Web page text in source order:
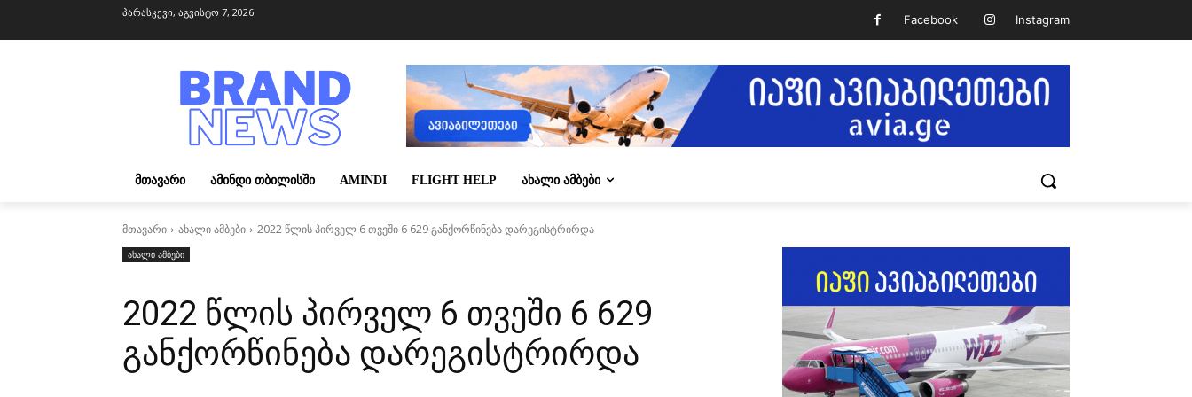
Facebook Instagram
პარასკევი, აგვისტო 7, 2026
ᲛᲗᲐᲕᲐᲠᲘ ᲐᲛᲘᲜᲓᲘ ᲗᲑᲘᲚᲘᲡᲨᲘ AMINDI FLIGHT HELP ᲐᲮᲐᲚᲘ ᲐᲛᲑᲔᲑᲘ
მთავარი ახალი ამბები 2022 წლის პირველ 6 თვეში 6 629 განქორწინება დარეგისტრირდა
ახალი ამბები
2022 წლის პირველ 6 თვეში 6 629
განქორწინება დარეგისტრირდა